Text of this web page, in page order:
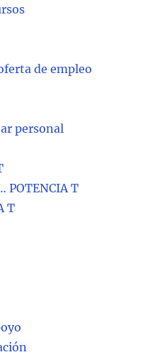
de empleo
personal
POTENCIA T
T